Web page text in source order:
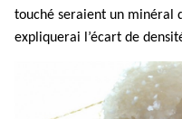
touché seraient un minéral
expliquerai l’écart de